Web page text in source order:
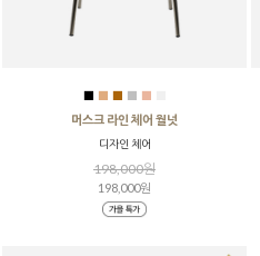
■ ■ ■ ■ ■
머스크 라인 체어 월넛
디자인 체어
198,000원
198,000원